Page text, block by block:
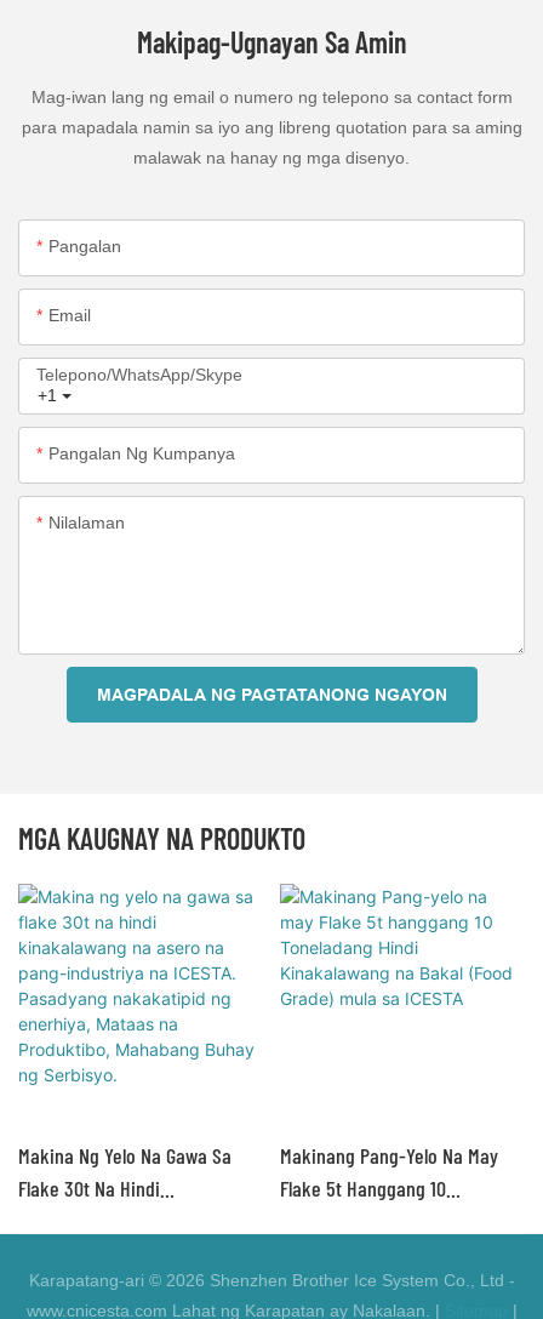
Makipag-Ugnayan Sa Amin
Mag-iwan lang ng email o numero ng telepono sa contact form
para mapadala namin sa iyo ang libreng quotation para sa aming
malawak na hanay ng mga disenyo.
Pangalan
Email
+1
Telepono/WhatsApp/Skype
Pangalan Ng Kumpanya
Nilalaman
MAGPADALA NG PAGTATANONG NGAYON
MGA KAUGNAY NA PRODUKTO
Makina Ng Yelo Na Gawa Sa
Flake 30t Na Hindi
Pasadyang Nakakatipid Ng
Makinang Pang-Yelo Na May
Flake 5t Hanggang 10
Grade) Mula Sa ICESTA
Karapatang-ari © 2026 Shenzhen Brother Ice System Co., Ltd -
www.cnicesta.com Lahat ng Karapatan ay Nakalaan. |
|